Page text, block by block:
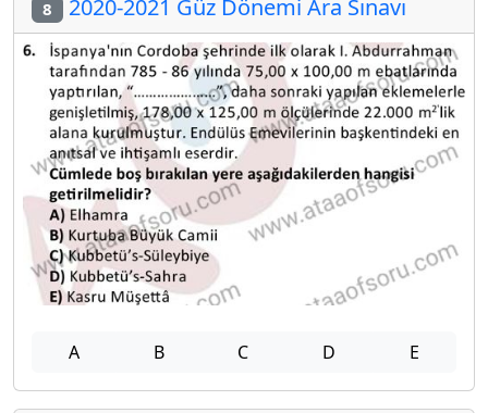
8 2020-2021 Güz Dönemi Ara Sınavı
A B C D E